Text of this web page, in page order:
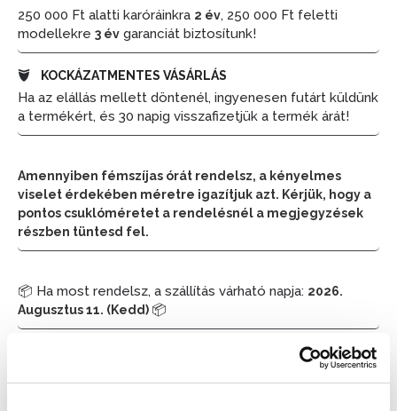
250 000 Ft alatti karóráinkra 2 év, 250 000 Ft feletti
modellekre 3 év garanciát biztosítunk!
KOCKÁZATMENTES VÁSÁRLÁS
Ha az elállás mellett döntenél, ingyenesen futárt küldünk
a termékért, és 30 napig visszafizetjük a termék árát!
Amennyiben fémszíjas órát rendelsz, a kényelmes
viselet érdekében méretre igazítjuk azt. Kérjük, hogy a
pontos csuklóméretet a rendelésnél a megjegyzések
részben tüntesd fel.
📦 Ha most rendelsz, a szállítás várható napja: 2026.
Augusztus 11. (Kedd) 📦